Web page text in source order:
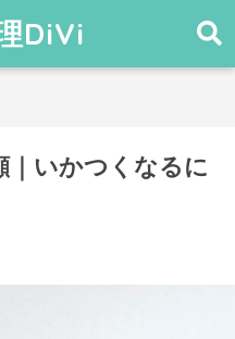
DiVi
｜いかつくなるに